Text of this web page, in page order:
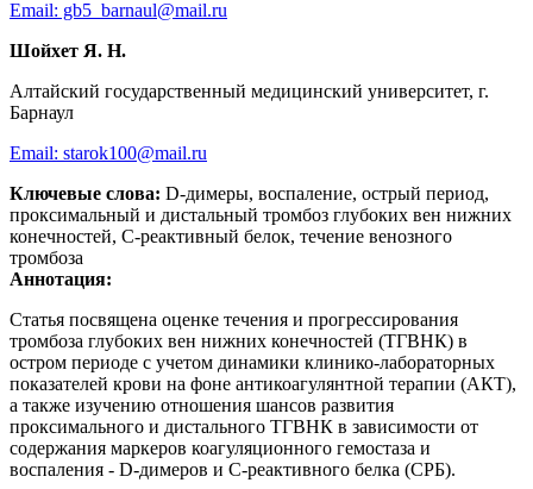
Email: gb5_barnaul@mail.ru
Шойхет Я. Н.
Алтайский государственный медицинский университет, г.
Барнаул
Email: starok100@mail.ru
Ключевые слова: D-димеры, воспаление, острый период,
проксимальный и дистальный тромбоз глубоких вен нижних
конечностей, С-реактивный белок, течение венозного
тромбоза
Аннотация:
Статья посвящена оценке течения и прогрессирования
тромбоза глубоких вен нижних конечностей (ТГВНК) в
остром периоде с учетом динамики клинико-лабораторных
показателей крови на фоне антикоагулянтной терапии (АКТ),
а также изучению отношения шансов развития
проксимального и дистального ТГВНК в зависимости от
содержания маркеров коагуляционного гемостаза и
воспаления - D-димеров и С-реактивного белка (СРБ).